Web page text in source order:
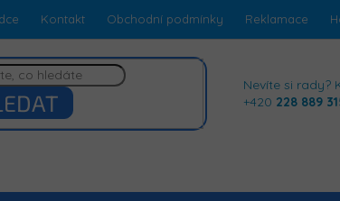
Kontakt Obchodní podmínky Reklamace
Nevíte si rady?
+420 228 889